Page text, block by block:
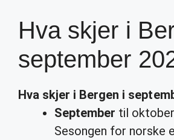
Hva skjer i
september
Hva skjer i Bergen i
September til oktober
Sesongen for norske